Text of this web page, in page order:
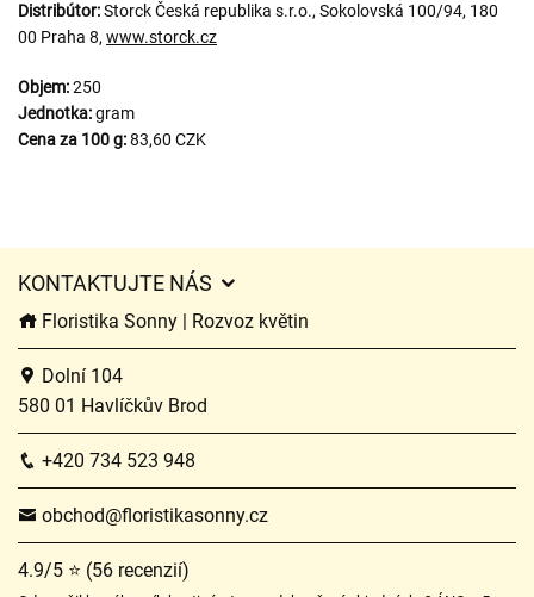
Distribútor:Storck Česká republika s.r.o., Sokolovská 100/94, 180
00 Praha 8, www.storck.cz
Objem:250
Jednotka:gram
Cena za 100 g:83,60 CZK
KONTAKTUJTE NÁS
Floristika Sonny | Rozvoz květin
Dolní 104
580 01 Havlíčkův Brod
+420 734 523 948
obchod@floristikasonny.cz
4.9/5 ⭐ (56 recenzií)